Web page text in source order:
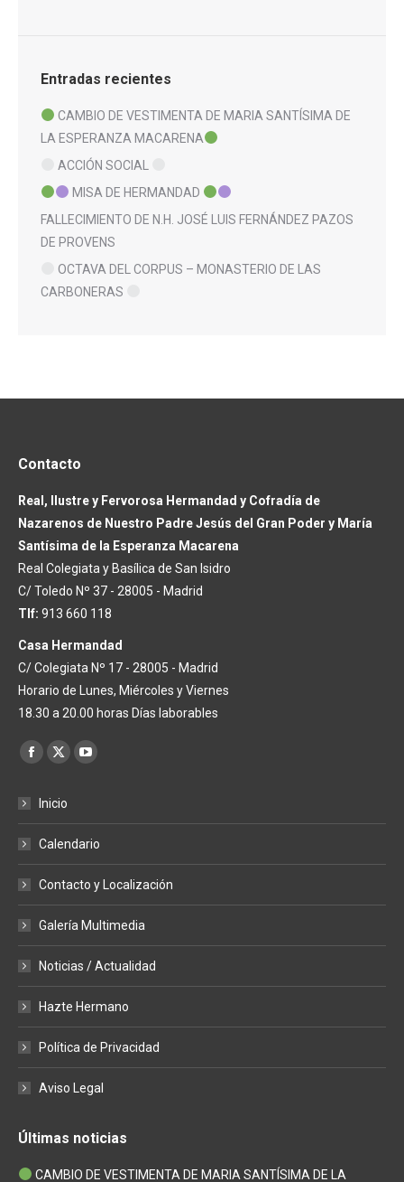
Entradas recientes
CAMBIO DE VESTIMENTA DE MARIA SANTÍSIMA DE
LA ESPERANZA MACARENA
ACCIÓN SOCIAL
MISA DE HERMANDAD
FALLECIMIENTO DE N.H. JOSÉ LUIS FERNÁNDEZ PAZOS
DE PROVENS
OCTAVA DEL CORPUS – MONASTERIO DE LAS
CARBONERAS
Contacto
Real, Ilustre y Fervorosa Hermandad y Cofradía de
Nazarenos de Nuestro Padre Jesús del Gran Poder y María
Santísima de la Esperanza Macarena
Real Colegiata y Basílica de San Isidro
C/ Toledo Nº 37 - 28005 - Madrid
Tlf: 913 660 118
Casa Hermandad
C/ Colegiata Nº 17 - 28005 - Madrid
Horario de Lunes, Miércoles y Viernes
18.30 a 20.00 horas Días laborables
Encuéntranos en:
Facebook
opens
window
X
opens
window
YouTube
window
Inicio
Calendario
Contacto y Localización
Galería Multimedia
Noticias / Actualidad
Hazte Hermano
Política de Privacidad
Aviso Legal
Últimas noticias
CAMBIO DE VESTIMENTA DE MARIA SANTÍSIMA DE LA